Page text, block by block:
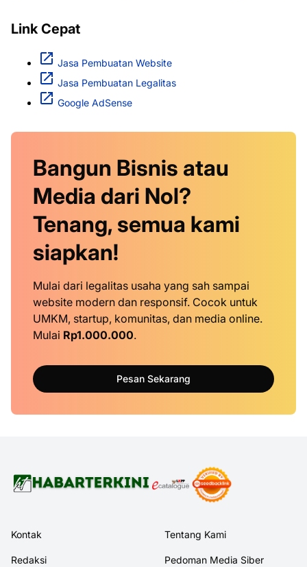
Link Cepat
Jasa Pembuatan Website
Jasa Pembuatan Legalitas
Google AdSense
Bangun Bisnis atau
Media dari Nol?
Tenang, semua kami
siapkan!
Mulai dari legalitas usaha yang sah sampai
website modern dan responsif. Cocok untuk
UMKM, startup, komunitas, dan media online.
Mulai Rp1.000.000.
Pesan Sekarang
Kontak Tentang Kami
Redaksi Pedoman Media Siber